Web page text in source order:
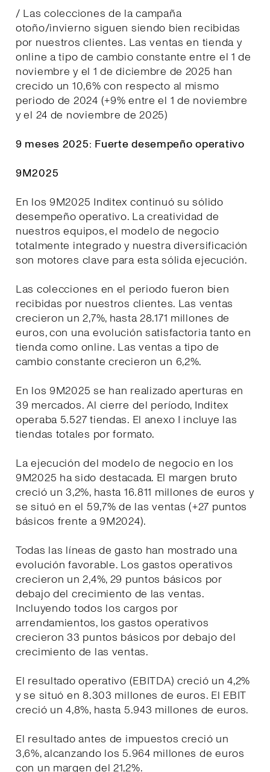
/ Las colecciones de la campaña
otoño/invierno siguen siendo bien recibidas
por nuestros clientes. Las ventas en tienda y
online a tipo de cambio constante entre el 1 de
noviembre y el 1 de diciembre de 2025 han
crecido un 10,6% con respecto al mismo
periodo de 2024 (+9% entre el 1 de noviembre
y el 24 de noviembre de 2025)
9 meses 2025: Fuerte desempeño operativo
9M2025
En los 9M2025 Inditex continuó su sólido
desempeño operativo. La creatividad de
nuestros equipos, el modelo de negocio
totalmente integrado y nuestra diversificación
son motores clave para esta sólida ejecución.
Las colecciones en el periodo fueron bien
recibidas por nuestros clientes. Las ventas
crecieron un 2,7%, hasta 28.171 millones de
euros, con una evolución satisfactoria tanto en
tienda como online. Las ventas a tipo de
cambio constante crecieron un 6,2%.
En los 9M2025 se han realizado aperturas en
39 mercados. Al cierre del período, Inditex
operaba 5.527 tiendas. El anexo I incluye las
tiendas totales por formato.
La ejecución del modelo de negocio en los
9M2025 ha sido destacada. El margen bruto
creció un 3,2%, hasta 16.811 millones de euros y
se situó en el 59,7% de las ventas (+27 puntos
básicos frente a 9M2024).
Todas las líneas de gasto han mostrado una
evolución favorable. Los gastos operativos
crecieron un 2,4%, 29 puntos básicos por
debajo del crecimiento de las ventas.
Incluyendo todos los cargos por
arrendamientos, los gastos operativos
crecieron 33 puntos básicos por debajo del
crecimiento de las ventas.
El resultado operativo (EBITDA) creció un 4,2%
y se situó en 8.303 millones de euros. El EBIT
creció un 4,8%, hasta 5.943 millones de euros.
El resultado antes de impuestos creció un
3,6%, alcanzando los 5.964 millones de euros
con un margen del 21,2%.